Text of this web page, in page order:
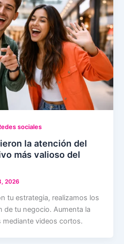
sociales
la atención del
más valioso del
2026
tu estrategia, realizamos los
de tu negocio. Aumenta la
mediante videos cortos.